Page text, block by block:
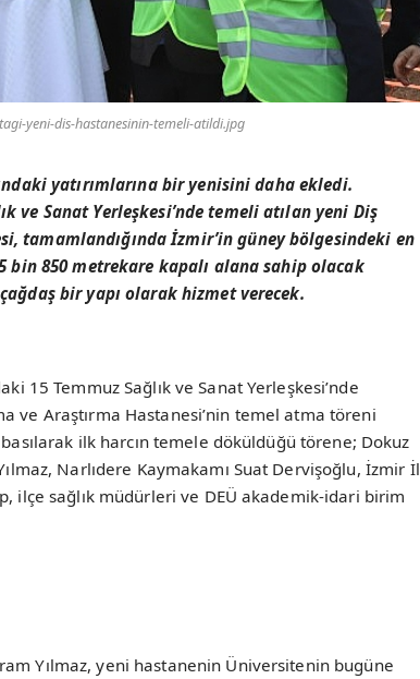
yeni-dis-hastanesinin-temeli-atildi.jpg
yatırımlarına bir yenisini daha ekledi.
ve Sanat Yerleşkesi’nde temeli atılan yeni Diş
tamamlandığında İzmir’in güney bölgesindeki en
bin 850 metrekare kapalı alana sahip olacak
bir yapı olarak hizmet verecek.
15 Temmuz Sağlık ve Sanat Yerleşkesi’nde
ve Araştırma Hastanesi’nin temel atma töreni
ilk harcın temele döküldüğü törene; Dokuz
Narlıdere Kaymakamı Suat Dervişoğlu, İzmir İl
ilçe sağlık müdürleri ve DEÜ akademik-idari birim
Yılmaz, yeni hastanenin Üniversitenin bugüne